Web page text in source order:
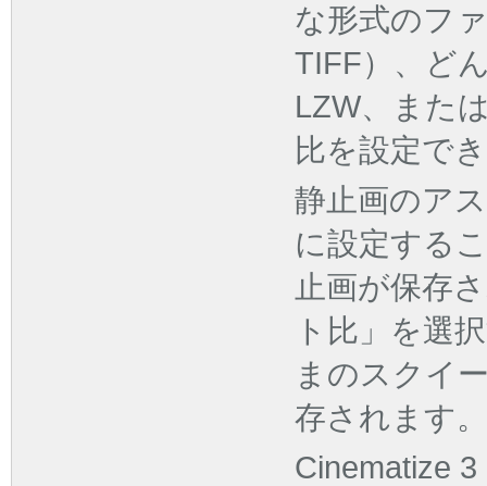
な形式のフ
TIFF）、ど
LZW、また
比を設定で
静止画のア
に設定する
止画が保存
ト比」を選
まのスクイ
存されます。
Cinematize